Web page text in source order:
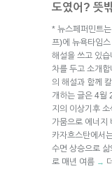
도였어? 뜻
* 뉴스페퍼민트
프)에 뉴욕타임
해설을 쓰고 있습
차를 두고 소개
의 해설과 함께
개하는 글은 4월
지의 이상기후
가뭄으로 에너지
카자흐스탄에서
수면 상승으로
로 매년 여름 →